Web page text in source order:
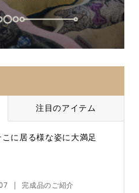
注目のアイテム
に居る様な姿に大満足
完成品のご紹介